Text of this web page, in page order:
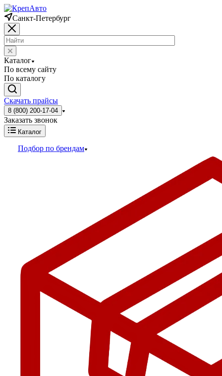
Санкт-Петербург
Каталог
По всему сайту
По каталогу
Скачать прайсы
8 (800) 200-17-04
Заказать звонок
Каталог
Подбор по брендам